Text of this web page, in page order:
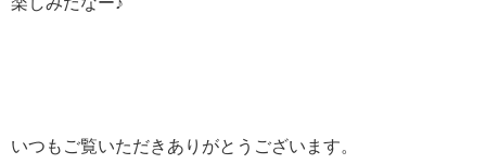
いつもご覧いただきありがとうございます。